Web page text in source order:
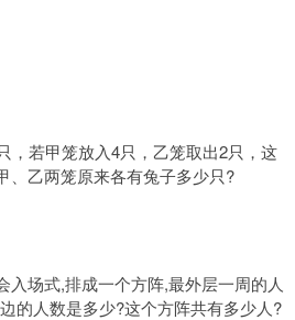
若甲笼放入4只，乙笼取出2只，这
、乙两笼原来各有兔子多少只?
场式,排成一个方阵,最外层一周的人
的人数是多少?这个方阵共有多少人?